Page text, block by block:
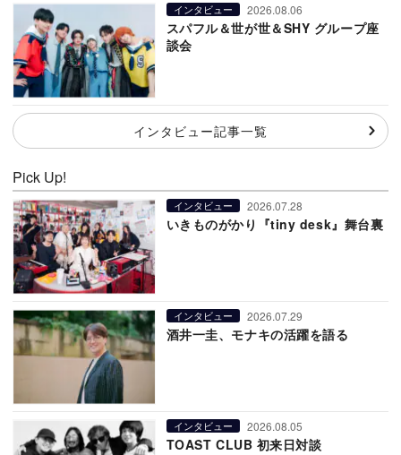
インタビュー 2026.08.06
スパフル＆世が世＆SHY グループ座
談会
インタビュー記事一覧
Pick Up!
インタビュー 2026.07.28
いきものがかり『tiny desk』舞台裏
インタビュー 2026.07.29
酒井一圭、モナキの活躍を語る
インタビュー 2026.08.05
TOAST CLUB 初来日対談